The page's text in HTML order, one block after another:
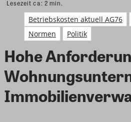
Lesezeit ca: 2 min.
Betriebskosten aktuell AG76
Normen
Politik
Hohe